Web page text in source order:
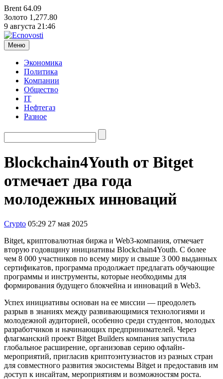
Brent 64.09
Золото 1,277.80
9 августа 21:46
Меню
Экономика
Политика
Компании
Общество
IT
Нефтегаз
Разное
Blockchain4Youth от Bitget
отмечает два года
молодежных инноваций
Crypto 05:29 27 мая 2025
Bitget, криптовалютная биржа и Web3-компания, отмечает
вторую годовщину инициативы Blockchain4Youth. С более
чем 8 000 участников по всему миру и свыше 3 000 выданных
сертификатов, программа продолжает предлагать обучающие
программы и инструменты, которые необходимы для
формирования будущего блокчейна и инноваций в Web3.
Успех инициативы основан на ее миссии — преодолеть
разрыв в знаниях между развивающимися технологиями и
молодежной аудиторией, особенно среди студентов, молодых
разработчиков и начинающих предпринимателей. Через
флагманский проект Bitget Builders компания запустила
глобальное расширение, организовав серию офлайн-
мероприятий, пригласив криптоэнтузиастов из разных стран
для совместного развития экосистемы Bitget и предоставив им
доступ к инсайтам, мероприятиям и возможностям роста.